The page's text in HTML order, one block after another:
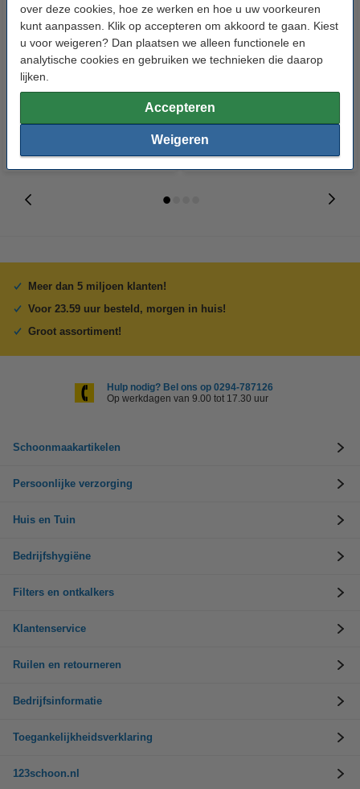
over deze cookies, hoe ze werken en hoe u uw voorkeuren
kunt aanpassen. Klik op accepteren om akkoord te gaan. Kiest
u voor weigeren? Dan plaatsen we alleen functionele en
analytische cookies en gebruiken we technieken die daarop
lijken.
Accepteren
Weigeren
123schoon Schuurspons (10
stuks)
€ 1,19 Inclusief 21% BTW
Microvezeldoekjes 32 x 32 cm
10 stuks (123schoon huismerk)
€ 3,99 Inclusief 21% BTW
Meer dan 5 miljoen klanten!
Voor 23.59 uur besteld, morgen in huis!
Groot assortiment!
Hulp nodig? Bel ons op 0294-787126
Op werkdagen van 9.00 tot 17.30 uur
Schoonmaakartikelen
Persoonlijke verzorging
Huis en Tuin
Bedrijfshygiëne
Filters en ontkalkers
Klantenservice
Ruilen en retourneren
Bedrijfsinformatie
Toegankelijkheidsverklaring
123schoon.nl